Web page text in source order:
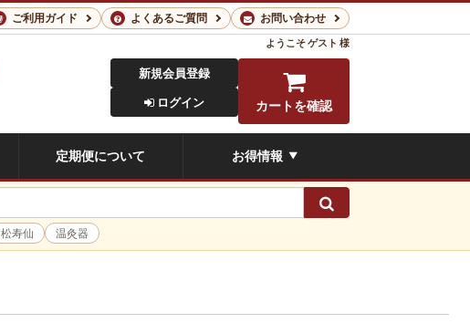
ご利用ガイド よくあるご質問 お問い合わせ
ようこそゲスト 様
新規会員登録
ログイン
カートを確認
定期便について お得情報 ▼
検索
松寿仙 温灸器